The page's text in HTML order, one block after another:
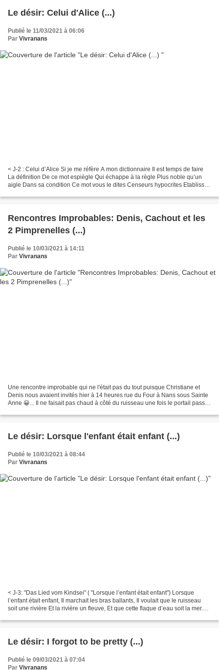
Le désir: Celui d'Alice (...)
Publié le 11/03/2021 à 06:06
Par Vivranans
< J-2 : Celui d’Alice Si je me réfère A mon dictionnaire Il est temps de faire
La définition De ce mot espiègle Qui échappe à la règle Plus noble qu’un
aigle Dans sa condition Ce mot vous le dites Censeurs hypocrites Etablissez
Rencontres Improbables: Denis, Cachout et les
2 Pimprenelles (...)
Publié le 10/03/2021 à 14:11
Par Vivranans
Une rencontre improbable qui ne l'était pas du tout puisque Christiane et
Denis nous avaient invités hier à 14 heures rue du Four à Nans sous Sainte
Anne 😀... Il ne faisait pas chaud à côté du ruisseau une fois le portail passé ,
Le désir: Lorsque l'enfant était enfant (...)
Publié le 10/03/2021 à 08:44
Par Vivranans
< J-3: "Das Lied vom Kindsei" ( "Lorsque l’enfant était enfant") Lorsque
l’enfant était enfant, Il marchait les bras ballants, Il voulait que le ruisseau
soit une rivière Et la rivière un fleuve, Et que cette flaque d’eau soit la mer.
Le désir: I forgot to be pretty (...)
Publié le 09/03/2021 à 07:04
Par Vivranans